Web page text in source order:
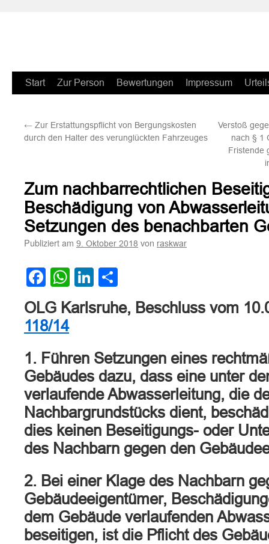
Zum
springen
Start Zur Person Bewertungen Impressum
← Zur Erstattungspflicht von Bergungskosten
durch den Halter des verunglückten Fahrzeuges
Verstoß
nach § 1
Fristende
Zum nachbarrechtlichen
Beschädigung von
Setzungen des benachbarten
Publiziert am 9. Oktober 2018 von raskwar
Facebook
WhatsApp
LinkedIn
OLG Karlsruhe, Beschluss vom
118/14
1. Führen Setzungen eines
Gebäudes dazu, dass eine unter
verlaufende Abwasserleitung, die
Nachbargrundstücks dient,
dies keinen Beseitigungs- oder
des Nachbarn gegen den
2. Bei einer Klage des Nachbarn
Gebäudeeigentümer,
dem Gebäude verlaufenden
beseitigen, ist die Pflicht des